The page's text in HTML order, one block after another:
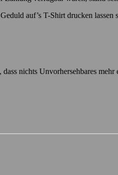
auf’s T-Shirt drucken lassen
nichts Unvorhersehbares